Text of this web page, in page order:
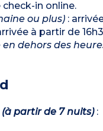
in online.
ou plus):
à partir de
dehors des
(à partir de 7 nuits):